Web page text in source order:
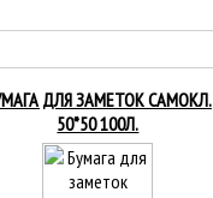
ДЛЯ ЗАМЕТОК САМОКЛ.
50*50 100Л.